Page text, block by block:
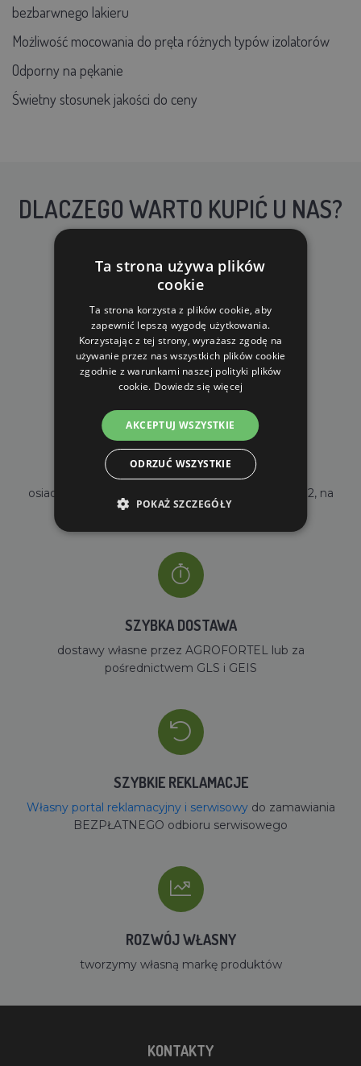
bezbarwnego lakieru
Możliwość mocowania do pręta różnych typów izolatorów
Odporny na pękanie
Świetny stosunek jakości do ceny
DLACZEGO WARTO KUPIĆ U NAS?
DARMOWA WYSYŁKA
dla zamówień od 690 zł z VAT
WŁASNY MAGAZYN
osiadamy własny magazyn o powierzchni 2000m2, na
stanie mamy ponad 35000 sztuk towarów
SZYBKA DOSTAWA
dostawy własne przez AGROFORTEL lub za
pośrednictwem GLS i GEIS
SZYBKIE REKLAMACJE
Własny portal reklamacyjny i serwisowydo zamawiania
BEZPŁATNEGO odbioru serwisowego
ROZWÓJ WŁASNY
tworzymy własną markę produktów
KONTAKTY
Ta strona używa plików
cookie
Ta strona korzysta z plików cookie, aby
zapewnić lepszą wygodę użytkowania.
Korzystając z tej strony, wyrażasz zgodę na
używanie przez nas wszystkich plików cookie
zgodnie z warunkami naszej polityki plików
cookie. Dowiedz się więcej
AKCEPTUJ WSZYSTKIE
ODRZUĆ WSZYSTKIE
POKAŻ SZCZEGÓŁY